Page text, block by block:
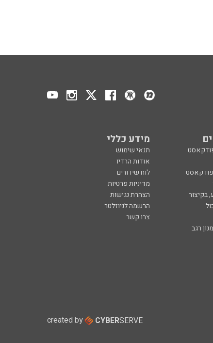
מידע כללי
תנאי שימוש
אודות הרדיו
לוח שידורים
מדיניות פרטיות
בקיצור
הצהרת נגישות
הרשמה לניוזלטר
צרו קשר
רגב
created by CYBERSERVE